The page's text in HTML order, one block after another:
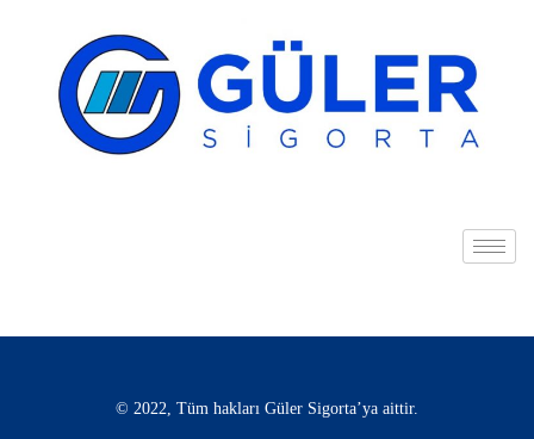
© 2022, Tüm hakları Güler Sigorta’ya aittir.